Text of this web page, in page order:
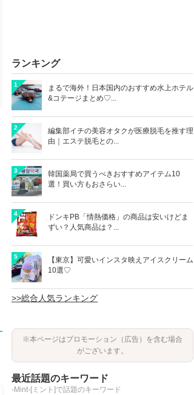
ランキング
1
まるで海外！日本国内のおすすめ水上ホテル
&コテージまとめ♡...
2
編集部イチの美容オタクが医療脱毛を推す理
由｜エステ脱毛との...
3
韓国薬局で買うべきおすすめアイテム10
選！買い方もおさらい...
4
ドンキPB「情熱価格」の商品は安いけどま
ずい？人気商品は？...
5
【東京】可愛いインスタ映えアイスクリーム
10選♡
>>総合人気ランキング
※本ページはプロモーション（広告）を含む場合
がございます。
最近話題のキーワード
-Mint-[ミント]で話題のキーワード